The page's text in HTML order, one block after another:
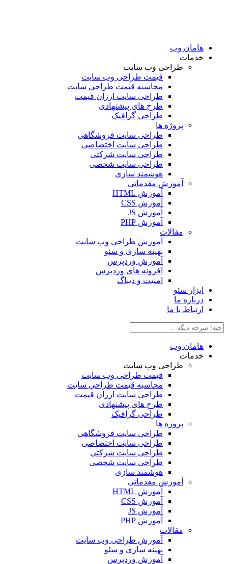
وب
طراحی وب سایت
قیمت طراحی وب سایت
محاسبه قیمت طراحی سایت
طراحی سایت ارزان قیمت
طرح های پیشنهادی
طراحی گرافیک
پروژه ها
طراحی سایت فروشگاهی
طراحی سایت اختصاصی
طراحی سایت شرکتی
طراحی سایت شخصی
هوشمند سازی
آموزش مقدماتی
آموزش HTML
آموزش CSS
آموزش JS
آموزش PHP
مقالات
آموزش طراحی وب سایت
بهینه سازی و سئو
آموزش وردپرس
افزونه های وردپرس
امنیت و دیباگ
سئو
ما
با ما
وب
طراحی وب سایت
قیمت طراحی وب سایت
محاسبه قیمت طراحی سایت
طراحی سایت ارزان قیمت
طرح های پیشنهادی
طراحی گرافیک
پروژه ها
طراحی سایت فروشگاهی
طراحی سایت اختصاصی
طراحی سایت شرکتی
طراحی سایت شخصی
هوشمند سازی
آموزش مقدماتی
آموزش HTML
آموزش CSS
آموزش JS
آموزش PHP
مقالات
آموزش طراحی وب سایت
بهینه سازی و سئو
آموزش وردپرس